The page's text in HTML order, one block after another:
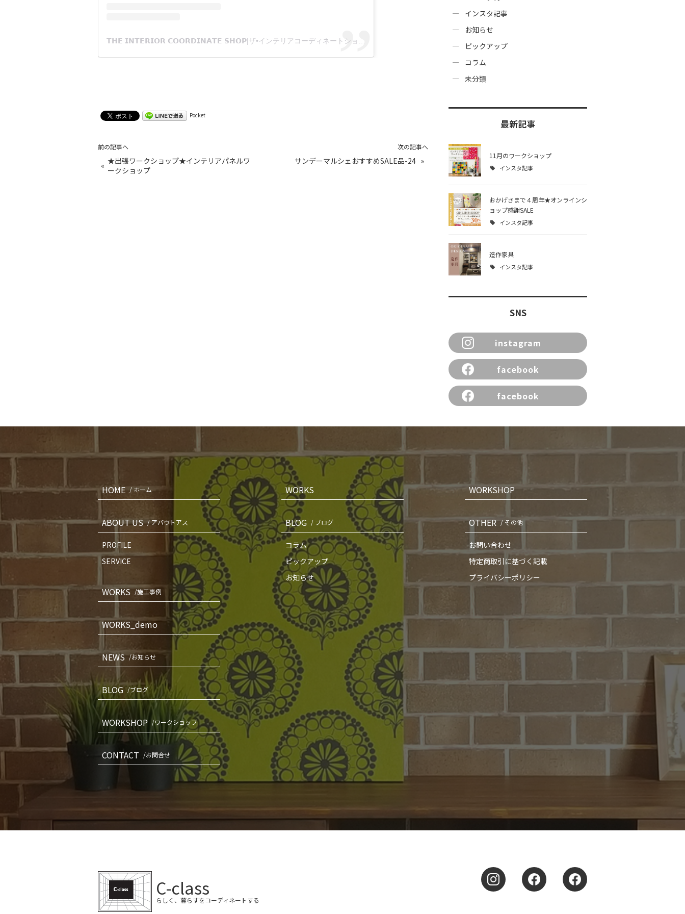
Pocket
前の記事へ
« ★出張ワークショップ★インテリアパネルワ
ークショップ
次の記事へ
サンデーマルシェおすすめSALE品-24 »
インスタ記事
お知らせ
ピックアップ
コラム
未分類
最新記事
11月のワークショップ
インスタ記事
おかげさまで４周年★オンラインシ
ョップ感謝SALE
インスタ記事
造作家具
インスタ記事
SNS
instagram
facebook
facebook
HOME / ホーム
ABOUT US / アバウトアス
PROFILE
SERVICE
WORKS /施工事例
WORKS_demo
NEWS /お知らせ
BLOG /ブログ
WORKSHOP /ワークショップ
CONTACT /お問合せ
WORKS
BLOG / ブログ
コラム
ピックアップ
お知らせ
WORKSHOP
OTHER / その他
お問い合わせ
特定商取引に基づく記載
プライバシーポリシー
C-class
らしく、暮らすをコーディネートする